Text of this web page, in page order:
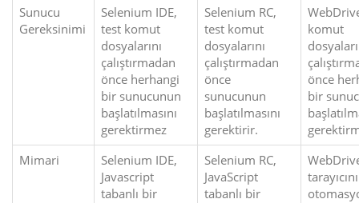
Sunucu
Gereksinimi
Selenium IDE,
test komut
dosyalarını
çalıştırmadan
önce herhangi
bir sunucunun
başlatılmasını
gerektirmez
Selenium RC,
test komut
dosyalarını
çalıştırmadan
önce
sunucunun
başlatılmasını
gerektirir.
komut
önce
bir
Mimari
Selenium IDE,
Javascript
tabanlı bir
Selenium RC,
JavaScript
tabanlı bir